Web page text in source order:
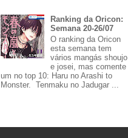
Ranking da Oricon:
Semana 20-26/07
O ranking da Oricon
esta semana tem
vários mangás shoujo
e josei, mas comente
um no top 10: Haru no Arashi to
Monster. Tenmaku no Jadugar ...